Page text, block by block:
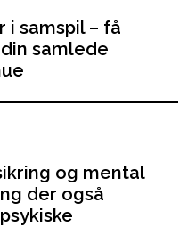
i samspil – få
samlede
og mental
der også